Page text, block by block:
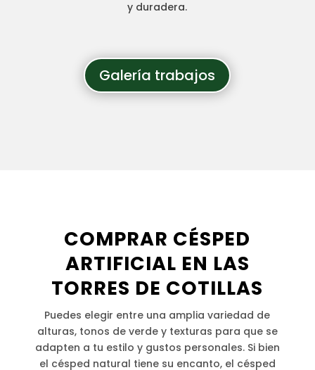
y duradera.
Galería trabajos
COMPRAR CÉSPED
ARTIFICIAL EN LAS
TORRES DE COTILLAS
Puedes elegir entre una amplia variedad de
alturas, tonos de verde y texturas para que se
adapten a tu estilo y gustos personales. Si bien
el césped natural tiene su encanto, el césped